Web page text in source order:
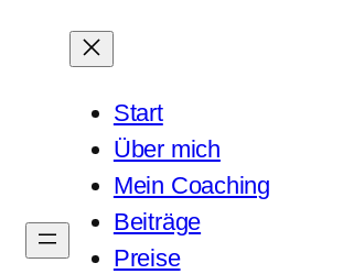
Start
Über mich
Mein Coaching
Beiträge
Preise